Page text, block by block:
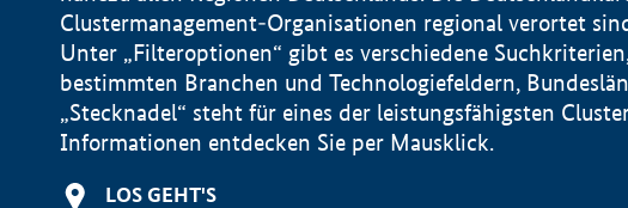
Clustermanagement-Organisationen regional verortet
Unter „Filteroptionen“ gibt es verschiedene
bestimmten Branchen und Technologiefeldern,
„Stecknadel“ steht für eines der leistungsfähigsten
Informationen entdecken Sie per Mausklick.
LOS GEHT'S